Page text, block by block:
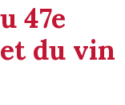
47e
du vin